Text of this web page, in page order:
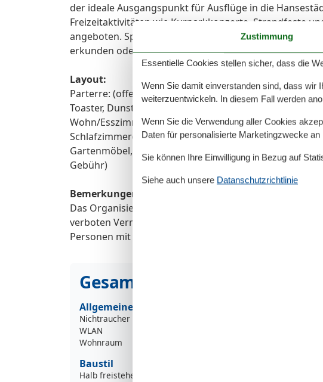
der ideale Ausgangspunkt für Ausflüge in die
Freizeitaktivitäten wie Kurparkkonzerte, Strandfeste
angeboten. Sportbegeisterte können Surfen, Kiten,
erkunden oder im Greifswalder Bodden, einem der
Layout:
Parterre: (offene Küche(Esstisch(4 Personen),
Toaster, Dunstabzugshaube, Kaffeemaschine,
Wohn/Esszimmer(Doppelschlafcouch, TV(Satellit),
Schlafzimmer(Doppelbett), Badezimmer(Dusche,
Gartenmöbel, Parkplatz, Sonnenschirm, Babybett
Gebühr)
Bemerkungen:
Das Organisieren von Studentenfeiern,
verboten Vermieter wohnt auf demselben
Personen mit eingeschränkter Mobilität.
Gesamte Ausstattung
Allgemeine Information
Nichtraucher
WLAN
Wohnraum
Baustil
Halb freistehend
Zustimmung
Essentielle Cookies stellen sicher, dass die
Wenn Sie damit einverstanden sind, dass wir
weiterzuentwickeln. In diesem Fall werden
Wenn Sie die Verwendung aller Cookies
Daten für personalisierte Marketingzwecke an
Sie können Ihre Einwilligung in Bezug auf
Siehe auch unsere Datanschutzrichtlinie